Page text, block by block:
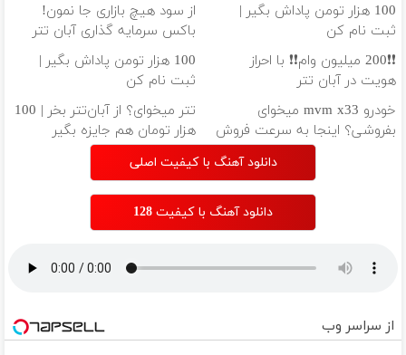
100 هزار تومن پاداش بگیر |
ثبت نام کن
از سود هیچ بازاری جا نمون!
باکس سرمایه گذاری آبان تتر
❗❗200 میلیون وام❗❗ با احراز
هویت در آبان تتر
100 هزار تومن پاداش بگیر |
ثبت نام کن
خودرو mvm x33 میخوای
بفروشی؟ اینجا به سرعت فروش
تتر میخوای؟ از آبان‌تتر بخر | 100
هزار تومان هم جایزه بگیر
دانلود آهنگ با کیفیت اصلی
دانلود آهنگ با کیفیت 128
از سراسر وب